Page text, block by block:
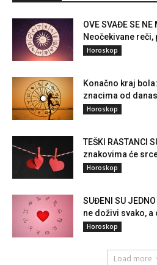
OVE SVAĐE SE NE
Neočekivane
Horoskop
Konačno kraj
znacima od
Horoskop
TEŠKI RASTANCI
znakovima će
Horoskop
SUĐENI SU
ne doživi svako, a
Horoskop
Load more